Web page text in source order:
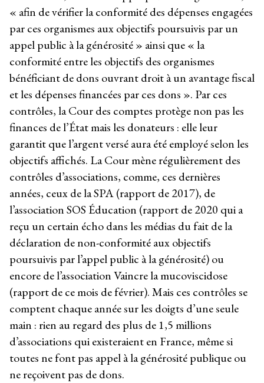
« afin de vérifier la conformité des dépenses engagées
par ces organismes aux objectifs poursuivis par un
appel public à la générosité » ainsi que « la
conformité entre les objectifs des organismes
bénéficiant de dons ouvrant droit à un avantage fiscal
et les dépenses financées par ces dons ». Par ces
contrôles, la Cour des comptes protège non pas les
finances de l’État mais les donateurs : elle leur
garantit que l’argent versé aura été employé selon les
objectifs affichés. La Cour mène régulièrement des
contrôles d’associations, comme, ces dernières
années, ceux de la SPA (rapport de 2017), de
l’association SOS Éducation (rapport de 2020 qui a
reçu un certain écho dans les médias du fait de la
déclaration de non-conformité aux objectifs
poursuivis par l’appel public à la générosité) ou
encore de l’association Vaincre la mucoviscidose
(rapport de ce mois de février). Mais ces contrôles se
comptent chaque année sur les doigts d’une seule
main : rien au regard des plus de 1,5 millions
d’associations qui existeraient en France, même si
toutes ne font pas appel à la générosité publique ou
ne reçoivent pas de dons.